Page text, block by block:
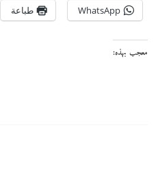
WhatsApp طباعة
معجب بهذه: